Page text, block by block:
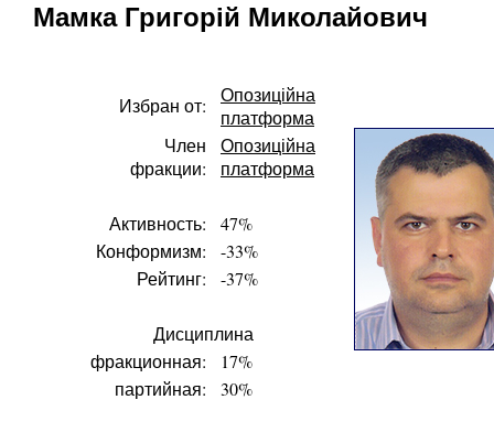
Мамка Григорій Миколайович
Избран от:
Опозиційна
платформа
Член
фракции:
Опозиційна
платформа
Активность:
47%
Конформизм:
-33%
Рейтинг:
-37%
Дисциплина
фракционная:
17%
партийная:
30%